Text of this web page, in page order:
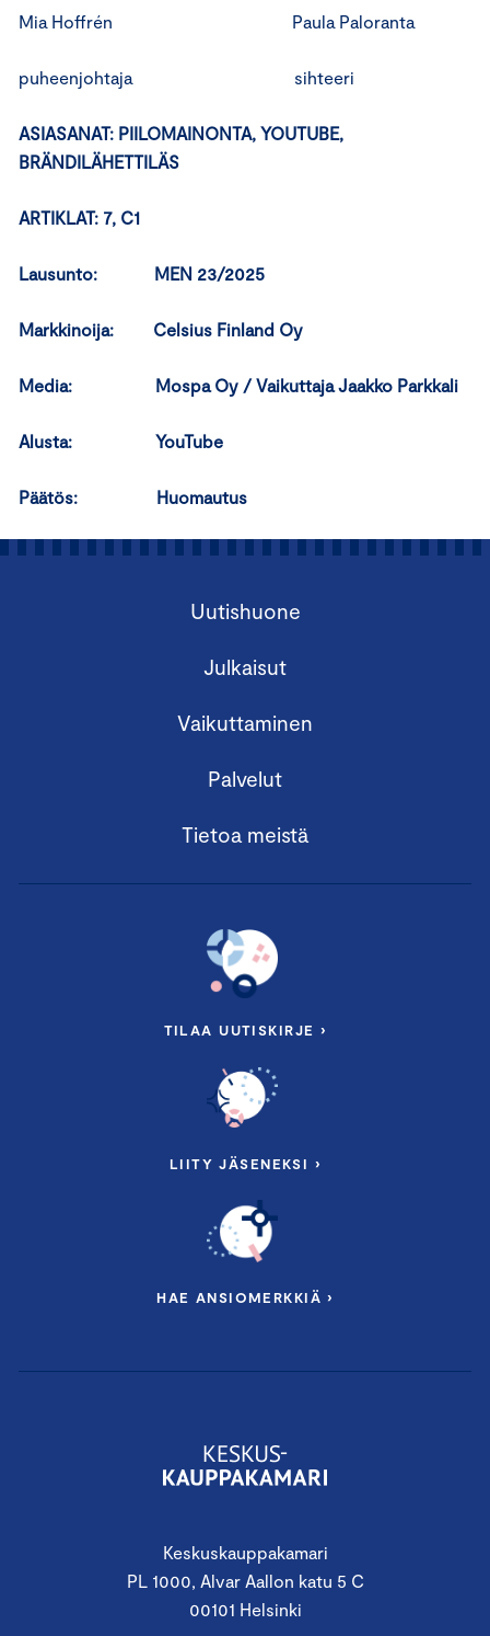
Mia Hoffrén Paula Paloranta
puheenjohtaja sihteeri
ASIASANAT: PIILOMAINONTA, YOUTUBE,
BRÄNDILÄHETTILÄS
ARTIKLAT: 7, C1
Lausunto: MEN 23/2025
Markkinoija: Celsius Finland Oy
Media: Mospa Oy / Vaikuttaja Jaakko Parkkali
Alusta: YouTube
Päätös: Huomautus
Keskuskauppakamari
PL 1000, Alvar Aallon katu 5 C
00101 Helsinki
Uutishuone
Julkaisut
Vaikuttaminen
Palvelut
Tietoa meistä
TILAA UUTISKIRJE ›
LIITY JÄSENEKSI ›
HAE ANSIOMERKKIÄ ›